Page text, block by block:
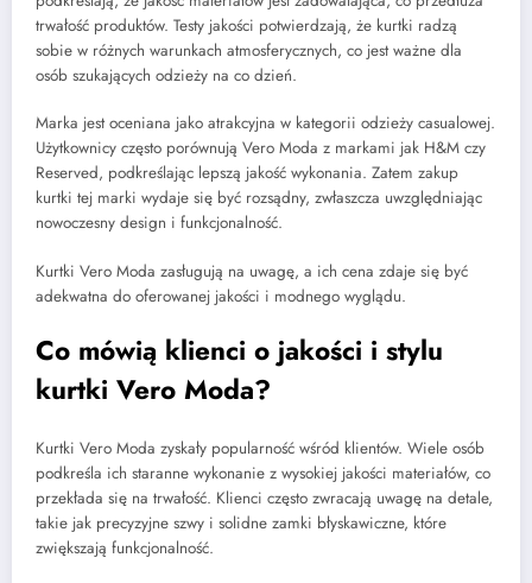
trwałość produktów. Testy jakości potwierdzają, że kurtki radzą
sobie w różnych warunkach atmosferycznych, co jest ważne dla
osób szukających odzieży na co dzień.
Marka jest oceniana jako atrakcyjna w kategorii odzieży casualowej.
Użytkownicy często porównują Vero Moda z markami jak H&M czy
Reserved, podkreślając lepszą jakość wykonania. Zatem zakup
kurtki tej marki wydaje się być rozsądny, zwłaszcza uwzględniając
nowoczesny design i funkcjonalność.
Kurtki Vero Moda zasługują na uwagę, a ich cena zdaje się być
adekwatna do oferowanej jakości i modnego wyglądu.
Co mówią klienci o jakości i stylu
kurtki Vero Moda?
Kurtki Vero Moda zyskały popularność wśród klientów. Wiele osób
podkreśla ich staranne wykonanie z wysokiej jakości materiałów, co
przekłada się na trwałość. Klienci często zwracają uwagę na detale,
takie jak precyzyjne szwy i solidne zamki błyskawiczne, które
zwiększają funkcjonalność.